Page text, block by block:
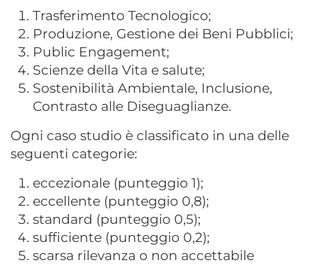
Trasferimento Tecnologico;
Produzione, Gestione dei Beni Pubblici;
Public Engagement;
Scienze della Vita e salute;
Sostenibilità Ambientale, Inclusione,
Contrasto alle Diseguaglianze.
Ogni caso studio è classificato in una delle
seguenti categorie:
eccezionale (punteggio 1);
eccellente (punteggio 0,8);
standard (punteggio 0,5);
sufficiente (punteggio 0,2);
scarsa rilevanza o non accettabile